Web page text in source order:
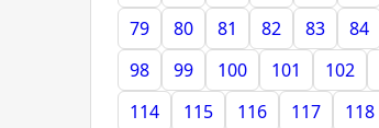
79
80 81 82 83 84
98
99 100 101 102
114
115 116 117 118